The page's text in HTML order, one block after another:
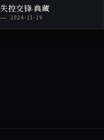
失控交锋·典藏
2024-11-19